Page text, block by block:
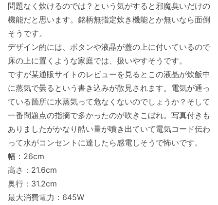
問題なく炊けるのでは？という気がすると邪魔臭いだけの
機能だと思います。銘柄無指定炊き機能とか無いなら面倒
そうです。
デザイン的には、ボタンや液晶が蓋の上に付いているので
床の上に置くような家庭では、扱いやすそうです。
ですが某通販サイトのレビューを見るとこの液晶が炊飯中
に蒸気で曇るという書き込みが散見されます。電気が通っ
ている箇所に水蒸気って危なくないのでしょうか？そして
一番問題点の指摘で多かったのが吹きこぼれ。写真付きも
ありましたがかなり酷い量が噴き出ていて電気コード伝わ
って水がコンセントに達したら感電しそうで怖いです。
幅：26cm
高さ：21.6cm
奥行：31.2cm
最大消費電力：645W